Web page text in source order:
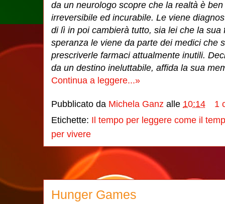
da un neurologo scopre che la realtà è
irreversibile ed incurabile. Le viene
di lì in poi cambierà tutto, sia lei che la sua
speranza le viene da parte dei medici che
prescriverle farmaci attualmente inutili.
da un destino ineluttabile, affida la sua
Continua a leggere...»
Pubblicato da Michela Ganz alle 10:14
1
Etichette: Il tempo per leggere come il
per vivere
Hunger Games